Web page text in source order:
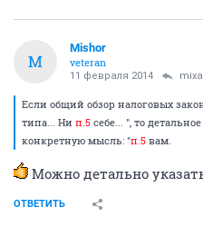
M
Mishor
veteran
11 февраля 2014
Если общий обзор налоговых
типа... Ни п.5 себе... ", то
конкретную мысль: "п.5 вам.
Можно детально
ОТВЕТИТЬ